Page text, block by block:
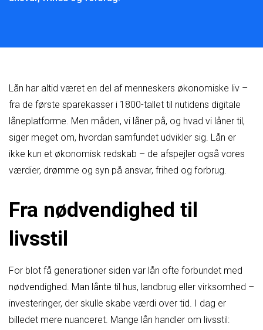
Lån har altid været en del af menneskers økonomiske liv –
fra de første sparekasser i 1800-tallet til nutidens digitale
låneplatforme. Men måden, vi låner på, og hvad vi låner til,
siger meget om, hvordan samfundet udvikler sig. Lån er
ikke kun et økonomisk redskab – de afspejler også vores
værdier, drømme og syn på ansvar, frihed og forbrug.
Fra nødvendighed til
livsstil
For blot få generationer siden var lån ofte forbundet med
nødvendighed. Man lånte til hus, landbrug eller virksomhed –
investeringer, der skulle skabe værdi over tid. I dag er
billedet mere nuanceret. Mange lån handler om livsstil: